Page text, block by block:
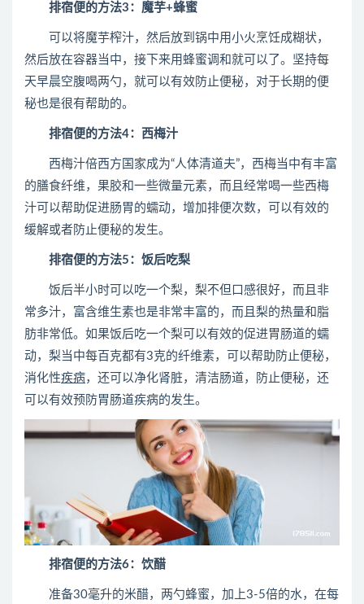
排宿便的方法3：魔芋+蜂蜜
可以将魔芋榨汁，然后放到锅中用小火烹饪成糊状，
然后放在容器当中，接下来用蜂蜜调和就可以了。坚持每
天早晨空腹喝两勺，就可以有效防止便秘，对于长期的便
秘也是很有帮助的。
排宿便的方法4：西梅汁
西梅汁倍西方国家成为“人体清道夫”，西梅当中有丰富
的膳食纤维，果胶和一些微量元素，而且经常喝一些西梅
汁可以帮助促进肠胃的蠕动，增加排便次数，可以有效的
缓解或者防止便秘的发生。
排宿便的方法5：饭后吃梨
饭后半小时可以吃一个梨，梨不但口感很好，而且非
常多汁，富含维生素也是非常丰富的，而且梨的热量和脂
肪非常低。如果饭后吃一个梨可以有效的促进胃肠道的蠕
动，梨当中每百克都有3克的纤维素，可以帮助防止便秘，
消化性疾病，还可以净化肾脏，清洁肠道，防止便秘，还
可以有效预防胃肠道疾病的发生。
排宿便的方法6：饮醋
准备30毫升的米醋，两勺蜂蜜，加上3-5倍的水，在每